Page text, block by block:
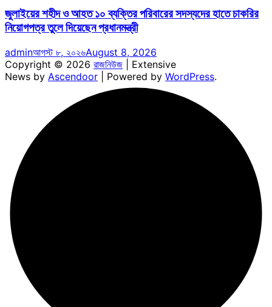
জুলাইয়ের শহীদ ও আহত ১০ ব্যক্তির পরিবারের সদস্যদের হাতে চাকরির
নিয়োগপত্র তুলে দিয়েছেন প্রধানমন্ত্রী
adminআগস্ট ৮, ২০২৬August 8, 2026
Copyright © 2026 রাজনিউজ | Extensive
News by Ascendoor | Powered by WordPress.